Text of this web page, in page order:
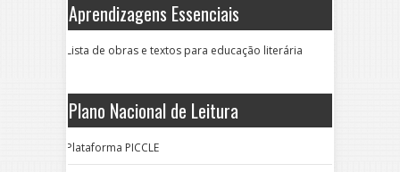
Aprendizagens Essenciais
Lista de obras e textos para educação literária
Plano Nacional de Leitura
Plataforma PICCLE